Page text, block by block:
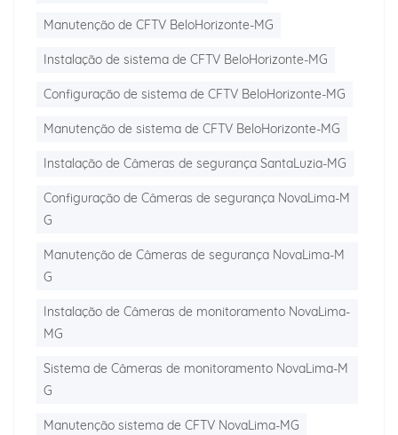
Manutenção de CFTV BeloHorizonte-MG
Instalação de sistema de CFTV BeloHorizonte-MG
Configuração de sistema de CFTV BeloHorizonte-MG
Manutenção de sistema de CFTV BeloHorizonte-MG
Instalação de Câmeras de segurança SantaLuzia-MG
Configuração de Câmeras de segurança NovaLima-M
G
Manutenção de Câmeras de segurança NovaLima-M
G
Instalação de Câmeras de monitoramento NovaLima-
MG
Sistema de Câmeras de monitoramento NovaLima-M
G
Manutenção sistema de CFTV NovaLima-MG